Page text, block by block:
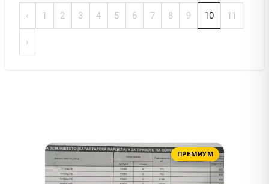
‹ 1 2 3 4 5 6 7 8 9 10 11
›
ПРЕМИУМ